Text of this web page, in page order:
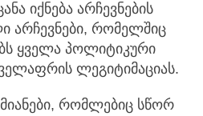
იქნება არჩევნების
არჩევნები, რომელშიც
ყველა პოლიტიკური
ლეგიტიმაციას.
რომლებიც სწორ